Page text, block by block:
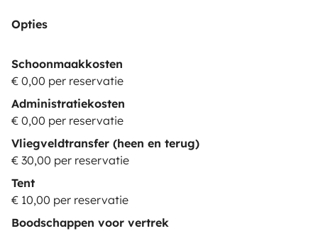
Opties
Schoonmaakkosten
€ 0,00 per reservatie
Administratiekosten
€ 0,00 per reservatie
Vliegveldtransfer (heen en terug)
€ 30,00 per reservatie
Tent
€ 10,00 per reservatie
Boodschappen voor vertrek